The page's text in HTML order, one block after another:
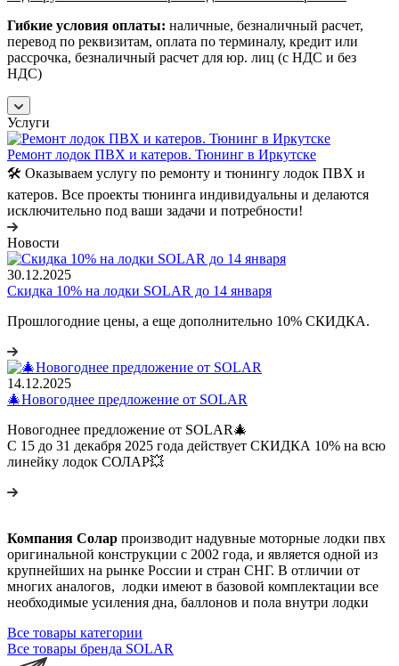
Гибкие условия оплаты: наличные, безналичный расчет,
перевод по реквизитам, оплата по терминалу, кредит или
рассрочка, безналичный расчет для юр. лиц (с НДС и без
НДС)
Услуги
Ремонт лодок ПВХ и катеров. Тюнинг в Иркутске
🛠️ Оказываем услугу по ремонту и тюнингу лодок ПВХ и
катеров. Все проекты тюнинга индивидуальны и делаются
исключительно под ваши задачи и потребности!
Новости
30.12.2025
Скидка 10% на лодки SOLAR до 14 января
Прошлогодние цены, а еще дополнительно 10% СКИДКА.
14.12.2025
🎄Новогоднее предложение от SOLAR
Новогоднее предложение от SOLAR🎄
С 15 до 31 декабря 2025 года действует СКИДКА 10% на всю
линейку лодок СОЛАР💥
Компания Солар производит надувные моторные лодки пвх
оригинальной конструкции с 2002 года, и является одной из
крупнейших на рынке России и стран СНГ. В отличии от
многих аналогов, лодки имеют в базовой комплектации все
необходимые усиления дна, баллонов и пола внутри лодки
Все товары категории
Все товары бренда SOLAR